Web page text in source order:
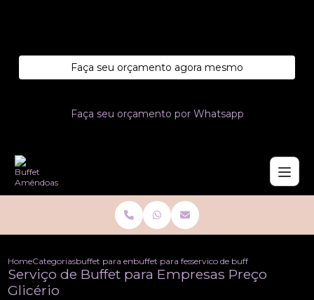
Faça seu orçamento agora mesmo
Faça seu orçamento por Whatsapp
HomeCategoriasbuffet para empresasbuffet para festa em empresa
servico de buffet para
Serviço de Buffet para Empresas Preço
Glicério